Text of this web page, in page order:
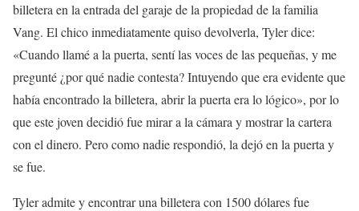
billetera en la entrada del garaje de la propiedad de la familia
Vang. El chico inmediatamente quiso devolverla, Tyler dice:
«Cuando llamé a la puerta, sentí las voces de las pequeñas, y me
pregunté ¿por qué nadie contesta? Intuyendo que era evidente que
había encontrado la billetera, abrir la puerta era lo lógico», por lo
que este joven decidió fue mirar a la cámara y mostrar la cartera
con el dinero. Pero como nadie respondió, la dejó en la puerta y
se fue.
Tyler admite y encontrar una billetera con 1500 dólares fue